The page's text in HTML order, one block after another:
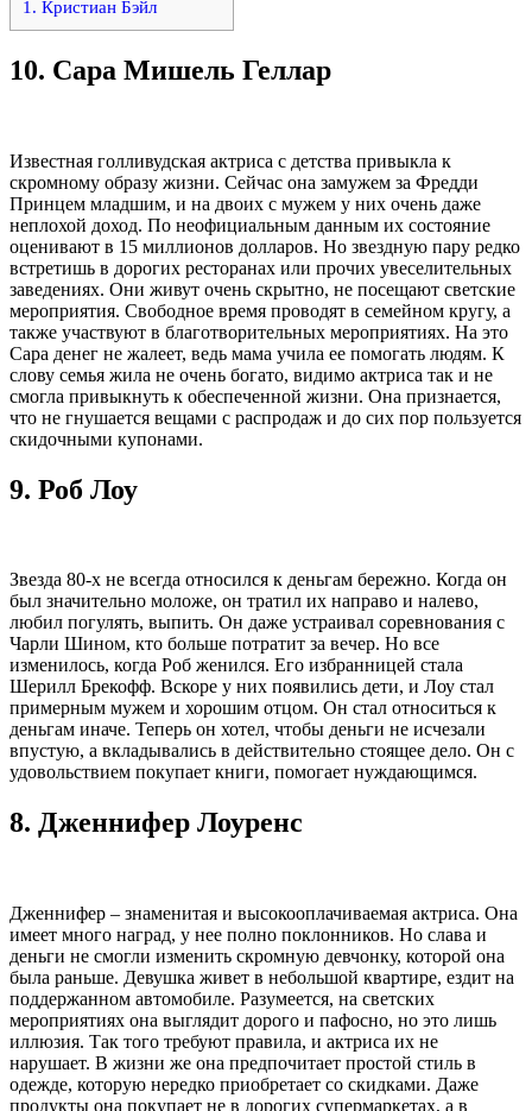
1. Кристиан Бэйл
10. Сара Мишель Геллар
Известная голливудская актриса с детства привыкла к
скромному образу жизни. Сейчас она замужем за Фредди
Принцем младшим, и на двоих с мужем у них очень даже
неплохой доход. По неофициальным данным их состояние
оценивают в 15 миллионов долларов. Но звездную пару редко
встретишь в дорогих ресторанах или прочих увеселительных
заведениях. Они живут очень скрытно, не посещают светские
мероприятия. Свободное время проводят в семейном кругу, а
также участвуют в благотворительных мероприятиях. На это
Сара денег не жалеет, ведь мама учила ее помогать людям. К
слову семья жила не очень богато, видимо актриса так и не
смогла привыкнуть к обеспеченной жизни. Она признается,
что не гнушается вещами с распродаж и до сих пор пользуется
скидочными купонами.
9. Роб Лоу
Звезда 80-х не всегда относился к деньгам бережно. Когда он
был значительно моложе, он тратил их направо и налево,
любил погулять, выпить. Он даже устраивал соревнования с
Чарли Шином, кто больше потратит за вечер. Но все
изменилось, когда Роб женился. Его избранницей стала
Шерилл Брекофф. Вскоре у них появились дети, и Лоу стал
примерным мужем и хорошим отцом. Он стал относиться к
деньгам иначе. Теперь он хотел, чтобы деньги не исчезали
впустую, а вкладывались в действительно стоящее дело. Он с
удовольствием покупает книги, помогает нуждающимся.
8. Дженнифер Лоуренс
Дженнифер – знаменитая и высокооплачиваемая актриса. Она
имеет много наград, у нее полно поклонников. Но слава и
деньги не смогли изменить скромную девчонку, которой она
была раньше. Девушка живет в небольшой квартире, ездит на
поддержанном автомобиле. Разумеется, на светских
мероприятиях она выглядит дорого и пафосно, но это лишь
иллюзия. Так того требуют правила, и актриса их не
нарушает. В жизни же она предпочитает простой стиль в
одежде, которую нередко приобретает со скидками. Даже
продукты она покупает не в дорогих супермаркетах, а в